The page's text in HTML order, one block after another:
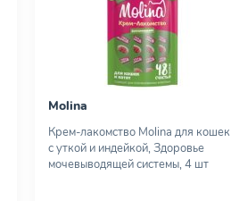
Molina
Крем-лакомство Molina для кошек
с уткой и индейкой, Здоровье
мочевыводящей системы, 4 шт